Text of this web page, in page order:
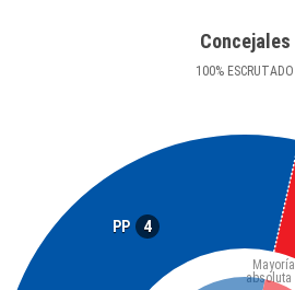
Concejales
100% ESCRUTADO
PP 4
Mayoría
absoluta